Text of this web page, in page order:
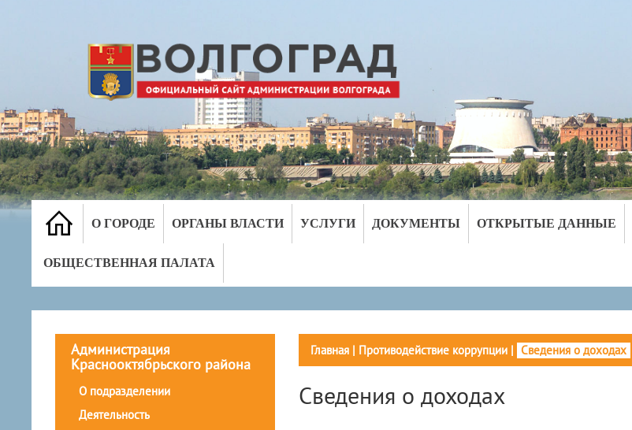
О ГОРОДЕ ОРГАНЫ ВЛАСТИ УСЛУГИ ДОКУМЕНТЫ ОТКРЫТЫЕ ДАННЫЕ
ОБЩЕСТВЕННАЯ ПАЛАТА
Администрация
Краснооктябрьского района
О подразделении
Деятельность
Главная| Противодействие коррупции| Сведения о доходах
Сведения о доходах